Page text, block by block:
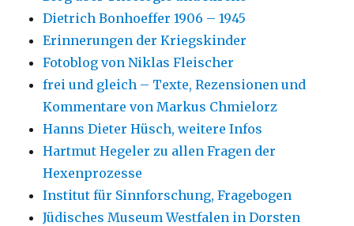
Dietrich Bonhoeffer 1906 – 1945
Erinnerungen der Kriegskinder
Fotoblog von Niklas Fleischer
frei und gleich – Texte, Rezensionen und
Kommentare von Markus Chmielorz
Hanns Dieter Hüsch, weitere Infos
Hartmut Hegeler zu allen Fragen der
Hexenprozesse
Institut für Sinnforschung, Fragebogen
Jüdisches Museum Westfalen in Dorsten